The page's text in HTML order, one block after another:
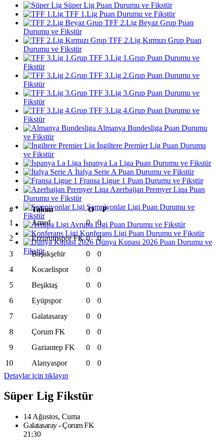
Süper Lig Puan Durumu ve Fikstür
TFF 1.Lig Puan Durumu ve Fikstür
TFF 2.Lig Beyaz Grup Puan
Durumu ve Fikstür
TFF 2.Lig Kırmızı Grup Puan
Durumu ve Fikstür
TFF 3.Lig 1.Grup Puan Durumu ve
Fikstür
TFF 3.Lig 2.Grup Puan Durumu ve
Fikstür
TFF 3.Lig 3.Grup Puan Durumu ve
Fikstür
TFF 3.Lig 4.Grup Puan Durumu ve
Fikstür
Almanya Bundesliga Puan Durumu
ve Fikstür
İngiltere Premier Lig Puan Durumu
ve Fikstür
İspanya La Liga Puan Durumu ve Fikstür
İtalya Serie A Puan Durumu ve Fikstür
Fransa Ligue 1 Puan Durumu ve Fikstür
Azerbaijan Premyer Liqa Puan
Durumu ve Fikstür
Şampiyonlar Ligi Puan Durumu ve
Fikstür
Avrupa Ligi Puan Durumu ve Fikstür
Konferans Ligi Puan Durumu ve Fikstür
Dünya Kupası 2026 Puan Durumu ve
Fikstür
# Takım O
P
1
Amed 0
0
2
Erzurumspor FK 0
0
3
Başakşehir 0
0
4
Kocaelispor 0
0
5
Beşiktaş 0
0
6
Eyüpspor 0
0
7
Galatasaray 0
0
8
Çorum FK 0
0
9
Gaziantep FK 0
0
10
Alanyaspor 0
0
Detaylar için tıklayın
Süper Lig Fikstür
14 Ağustos, Cuma
Galatasaray - Çorum FK
21:30